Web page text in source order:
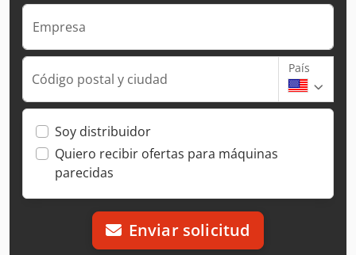
Empresa
Código postal y ciudad
País
Soy distribuidor
Quiero recibir ofertas para máquinas
parecidas
Enviar solicitud